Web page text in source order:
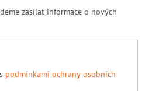
zasílat informace o nových
podmínkami ochrany osobních